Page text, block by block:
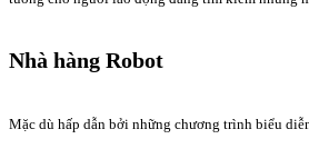
Nhà hàng Robot
Mặc dù hấp dẫn bởi những chương trình biểu